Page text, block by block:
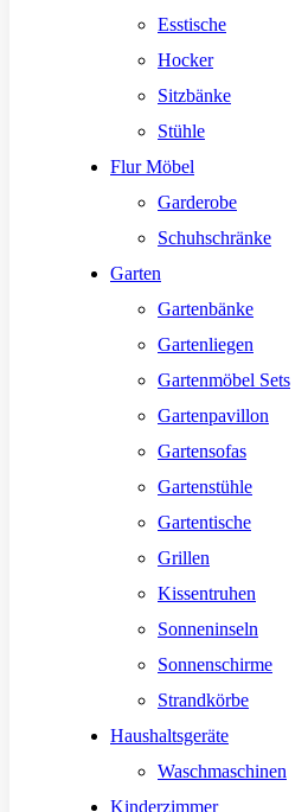
Esstische
Hocker
Sitzbänke
Stühle
Flur Möbel
Garderobe
Schuhschränke
Garten
Gartenbänke
Gartenliegen
Gartenmöbel Sets
Gartenpavillon
Gartensofas
Gartenstühle
Gartentische
Grillen
Kissentruhen
Sonneninseln
Sonnenschirme
Strandkörbe
Haushaltsgeräte
Waschmaschinen
Kinderzimmer